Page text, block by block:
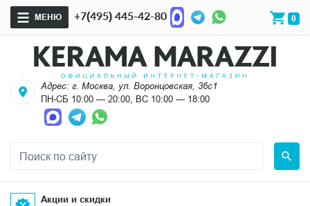
МЕНЮ +7(495) 445-42-80 0
Адрес: г. Москва, ул. Воронцовская, 36с1
ПН-СБ 10:00 — 20:00, ВС 10:00 — 18:00
Акции и скидки